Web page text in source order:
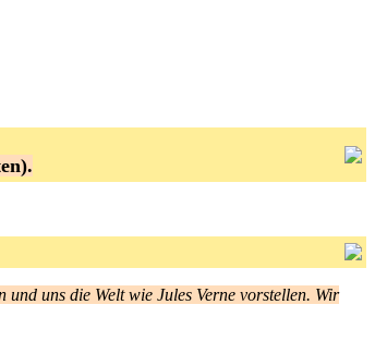
uns die Welt wie Jules Verne vorstellen. Wir